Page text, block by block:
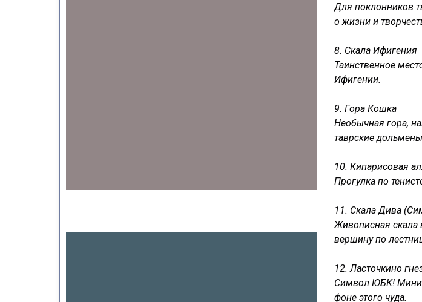
Для поклонников
о жизни и
8. Скала Ифигения
Таинственное
Ифигении.
9. Гора Кошка
Необычная гора,
таврские
10. Кипарисовая
Прогулка по
11. Скала Дива
Живописная скала
вершину по
12. Ласточкино
Символ ЮБК!
фоне этого чуда.